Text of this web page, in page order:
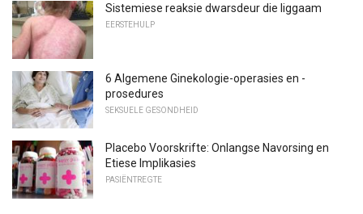
Sistemiese reaksie dwarsdeur die liggaam
EERSTEHULP
6 Algemene Ginekologie-operasies en -
prosedures
SEKSUELE GESONDHEID
Placebo Voorskrifte: Onlangse Navorsing en
Etiese Implikasies
PASIËNTREGTE